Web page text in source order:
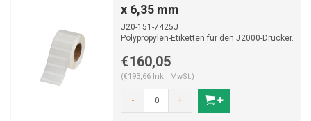
x 6,35 mm
J20-151-7425J
Polypropylen-Etiketten für den J2000-Drucker.
Ro...
€160,05
(€193,66 Inkl. MwSt.)
- +